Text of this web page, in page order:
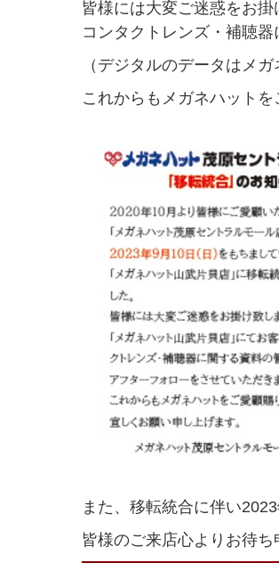
皆様には大変ご迷惑をお
コンタクトレンズ・補聴器
（デジタルのデータはメ
これからもメガネハット
また、移転統合に伴い
皆様のご来店心よりお待ち